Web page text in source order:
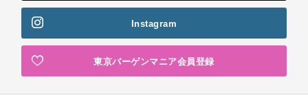
Instagram
東京バーゲンマニア会員登録